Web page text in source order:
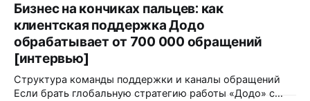
Бизнес на кончиках пальцев: как
клиентская поддержка Додо
обрабатывает от 700 000 обращений
[интервью]
Структура команды поддержки и каналы обращений
Если брать глобальную стратегию работы «Додо» с